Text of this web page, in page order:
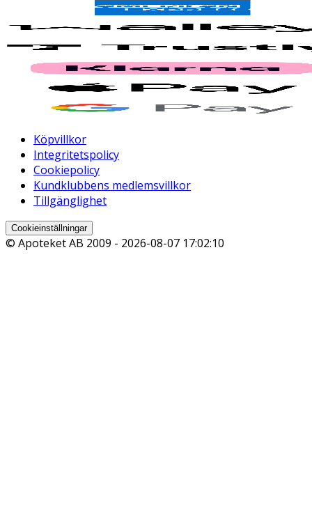
Köpvillkor
Integritetspolicy
Cookiepolicy
Kundklubbens medlemsvillkor
Tillgänglighet
Cookieinställningar
© Apoteket AB 2009 - 2026-08-07 17:02:10